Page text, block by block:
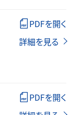
PDFを開く
詳細を見る
PDFを開く